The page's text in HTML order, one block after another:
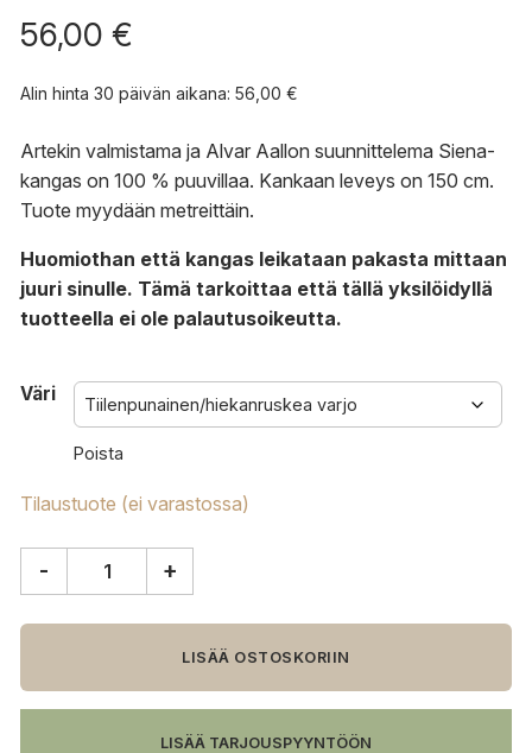
56,00 €
Alin hinta 30 päivän aikana: 56,00 €
Artekin valmistama ja Alvar Aallon suunnittelema Siena-
kangas on 100 % puuvillaa. Kankaan leveys on 150 cm.
Tuote myydään metreittäin.
Huomiothan että kangas leikataan pakasta mittaan
juuri sinulle. Tämä tarkoittaa että tällä yksilöidyllä
tuotteella ei ole palautusoikeutta.
Väri
Poista
Tilaustuote (ei varastossa)
kangas,
määrä
- +
LISÄÄ OSTOSKORIIN
LISÄÄ TARJOUSPYYNTÖÖN